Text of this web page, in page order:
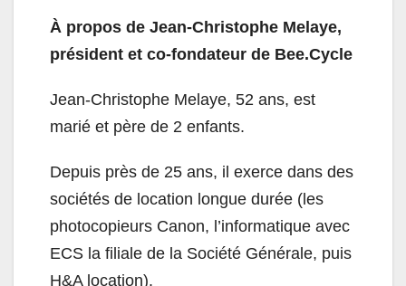
À propos de Jean-Christophe Melaye,
président et co-fondateur de Bee.Cycle
Jean-Christophe Melaye, 52 ans, est
marié et père de 2 enfants.
Depuis près de 25 ans, il exerce dans des
sociétés de location longue durée (les
photocopieurs Canon, l’informatique avec
ECS la filiale de la Société Générale, puis
H&A location).